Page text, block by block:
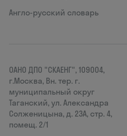
Англо-русский словарь
ОАНО ДПО "СКАЕНГ", 109004,
г.Москва, Вн. тер. г.
муниципальный округ
Таганский, ул. Александра
Солженицына, д. 23А, стр. 4,
помещ. 2/1